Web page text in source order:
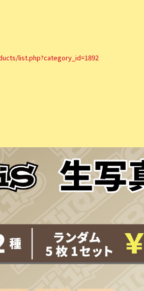
list.php?category_id=1892